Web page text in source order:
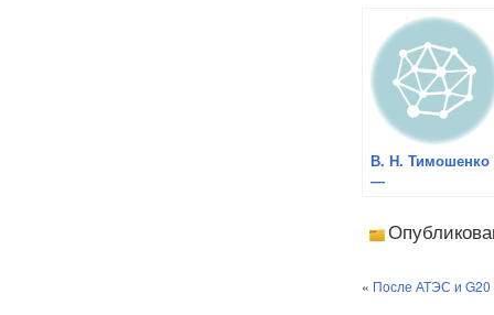
В. Н. Тимошенко
—
перспективы для
АТР
« После АТЭС и G20